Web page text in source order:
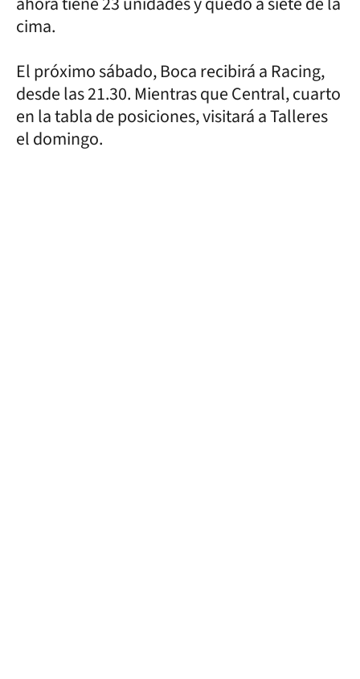
cima.
El próximo sábado, Boca recibirá a Racing,
desde las 21.30. Mientras que Central, cuarto
en la tabla de posiciones, visitará a Talleres
el domingo.